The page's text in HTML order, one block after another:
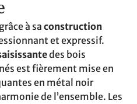
à sa construction
et expressif.
des bois
est fièrement mise en
en métal noir
de l’ensemble. Les